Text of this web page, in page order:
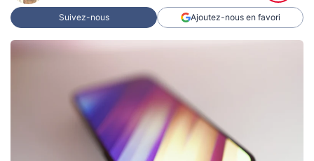
Suivez-nous Ajoutez-nous en favori